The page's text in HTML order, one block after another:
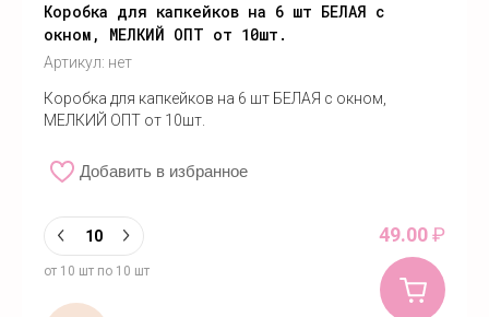
Коробка для капкейков на 6 шт БЕЛАЯ с
окном, МЕЛКИЙ ОПТ от 10шт.
Артикул: нет
Коробка для капкейков на 6 шт БЕЛАЯ с окном,
МЕЛКИЙ ОПТ от 10шт.
Добавить в избранное
49.00₽
от 10 шт по 10 шт